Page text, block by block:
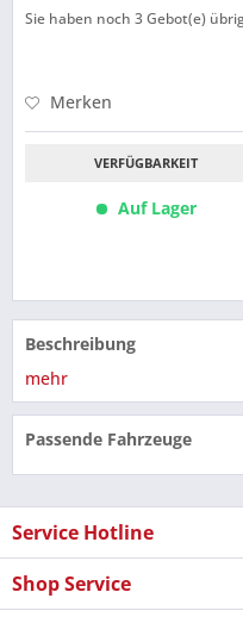
Sie haben noch 3Gebot(e)
Merken
VERFÜGBARKEIT
Auf Lager
Beschreibung
mehr
Passende Fahrzeuge
Service Hotline
Shop Service